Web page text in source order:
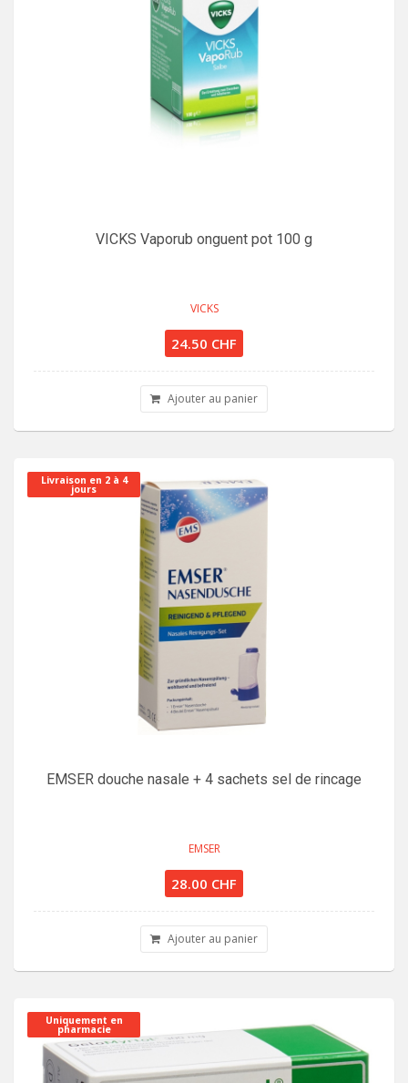
VICKS Vaporub onguent pot 100 g
VICKS
24.50 CHF
Ajouter au panier
Livraison en 2 à 4
jours
EMSER douche nasale + 4 sachets sel de rincage
EMSER
28.00 CHF
Ajouter au panier
Uniquement en
pharmacie